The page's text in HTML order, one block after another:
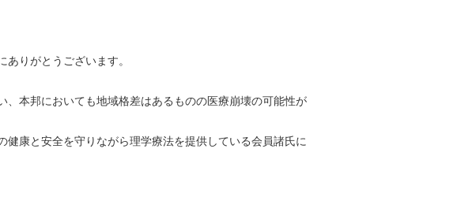
りがとうございます。
、本邦においても地域格差はあるものの医療崩壊の可能性が
康と安全を守りながら理学療法を提供している会員諸氏に